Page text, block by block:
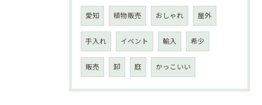
愛知 植物販売 おしゃれ 屋外
手入れ イベント 輸入 希少
販売 卸 庭 かっこいい